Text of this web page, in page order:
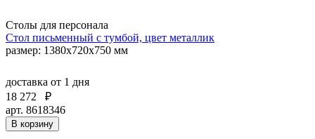
Столы для персонала
Стол письменный с тумбой, цвет металлик
размер: 1380х720х750 мм
доставка от 1 дня
18 272
₽
арт. 8618346
В корзину